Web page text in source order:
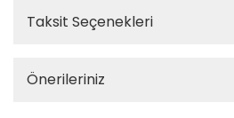
Taksit Seçenekleri
Önerileriniz